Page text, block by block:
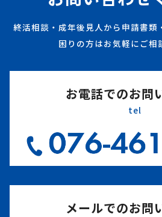
終活相談・成年後見人から申請書類
困りの方はお気軽にご相
お電話でのお問
tel
メールでのお問